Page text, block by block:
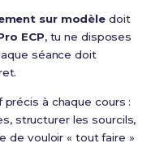
sur modèle doit
ECP, tu ne disposes
séance doit
à chaque cours :
structurer les sourcils,
de vouloir « tout faire »